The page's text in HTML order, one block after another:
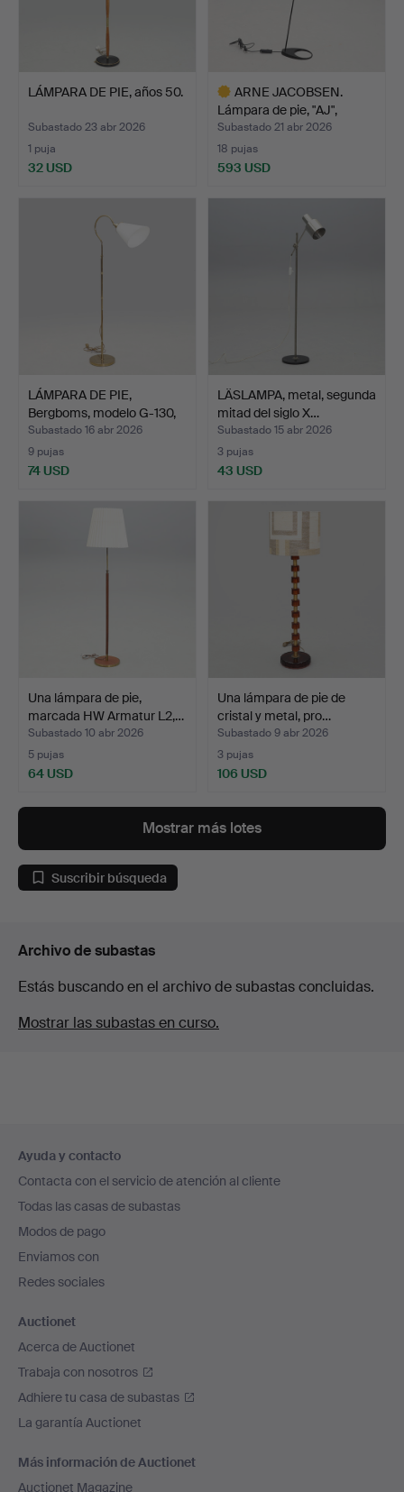
LÁMPARA DE PIE, años 50.
Subastado 23 abr 2026
1 puja
32 USD
ARNE JACOBSEN.
Lámpara de pie, "AJ",
Louis…
Subastado 21 abr 2026
18 pujas
593 USD
LÁMPARA DE PIE,
Bergboms, modelo G-130,
dé…
Subastado 16 abr 2026
9 pujas
74 USD
LÄSLAMPA, metal, segunda
mitad del siglo X…
Subastado 15 abr 2026
3 pujas
43 USD
Una lámpara de pie,
marcada HW Armatur L2,…
Subastado 10 abr 2026
5 pujas
64 USD
Una lámpara de pie de
cristal y metal, pro…
Subastado 9 abr 2026
3 pujas
106 USD
Mostrar más lotes
Suscribir búsqueda
Archivo de subastas
Estás buscando en el archivo de subastas concluidas.
Mostrar las subastas en curso.
en
el
pie
de
página
Ayuda y contacto
Contacta con el servicio de atención al cliente
Todas las casas de subastas
Modos de pago
Enviamos con
Redes sociales
Auctionet
Acerca de Auctionet
Trabaja con nosotros
Adhiere tu casa de subastas
La garantía Auctionet
Más información de Auctionet
Auctionet Magazine